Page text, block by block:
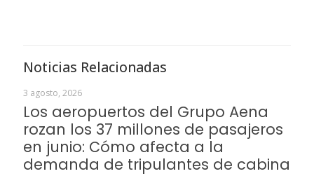
Noticias Relacionadas
3 agosto, 2026
Los aeropuertos del Grupo Aena
rozan los 37 millones de pasajeros
en junio: Cómo afecta a la
demanda de tripulantes de cabina